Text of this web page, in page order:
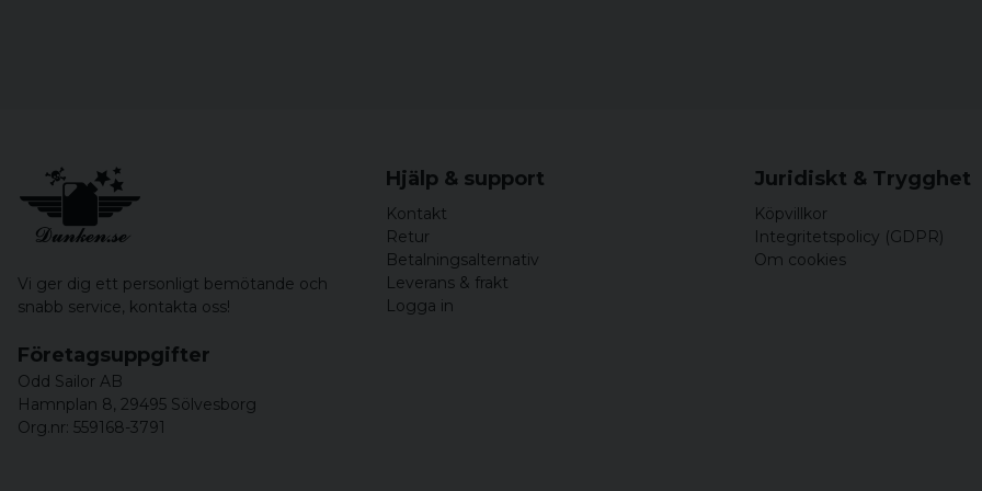
Vi ger dig ett personligt bemötande och
snabb service, kontakta oss!
Hjälp & support
Kontakt
Retur
Betalningsalternativ
Leverans & frakt
Logga in
Juridiskt & Trygghet
Köpvillkor
Integritetspolicy (GDPR)
Om cookies
Företagsuppgifter
Odd Sailor AB
Hamnplan 8, 29495 Sölvesborg
Org.nr: 559168-3791